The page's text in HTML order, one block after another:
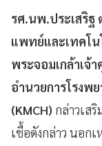
รศ.นพ.ประเสริฐ
แพทย์และเทคโ
พระจอมเกล้าเจ้
อำนวยการโรงพ
(KMCH) กล่าวเส
เชื้อดังกล่าว นอก